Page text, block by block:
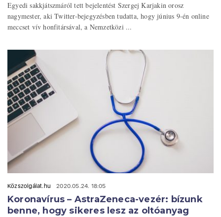
Egyedi sakkjátszmáról tett bejelentést Szergej Karjakin orosz
nagymester, aki Twitter-bejegyzésben tudatta, hogy június 9-én online
meccset vív honfitársával, a Nemzetközi ...
Közszolgálat.hu 2020.05.24. 18:05
Koronavírus – AstraZeneca-vezér: bízunk
benne, hogy sikeres lesz az oltóanyag